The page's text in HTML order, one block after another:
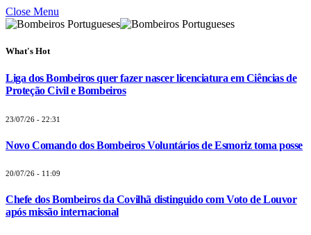
Close Menu
What's Hot
Liga dos Bombeiros quer fazer nascer licenciatura em Ciências de
Proteção Civil e Bombeiros
23/07/26 - 22:31
Novo Comando dos Bombeiros Voluntários de Esmoriz toma posse
20/07/26 - 11:09
Chefe dos Bombeiros da Covilhã distinguido com Voto de Louvor
após missão internacional